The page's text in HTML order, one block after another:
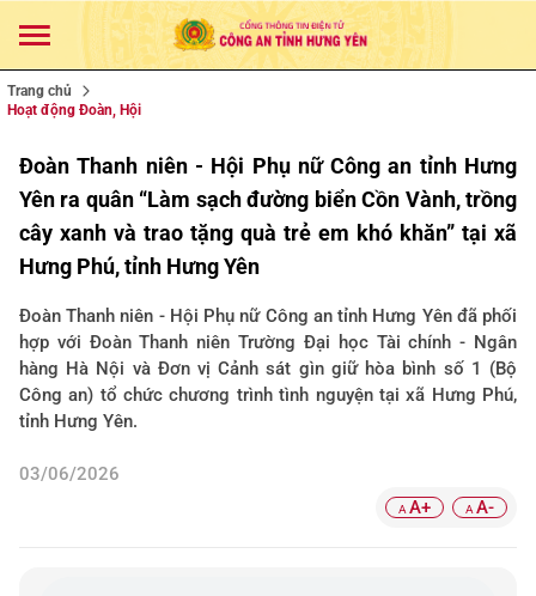
Trang chủ
Hoạt động Đoàn, Hội
Đoàn Thanh niên - Hội Phụ nữ Công an tỉnh Hưng
Yên ra quân “Làm sạch đường biển Cồn Vành, trồng
cây xanh và trao tặng quà trẻ em khó khăn” tại xã
Hưng Phú, tỉnh Hưng Yên
Đoàn Thanh niên - Hội Phụ nữ Công an tỉnh Hưng Yên đã phối
hợp với Đoàn Thanh niên Trường Đại học Tài chính - Ngân
hàng Hà Nội và Đơn vị Cảnh sát gìn giữ hòa bình số 1 (Bộ
Công an) tổ chức chương trình tình nguyện tại xã Hưng Phú,
tỉnh Hưng Yên.
03/06/2026
A A+ A A-